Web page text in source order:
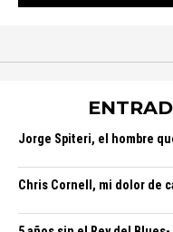
Jorge Spiteri, el hombre
Chris Cornell, mi dolor de